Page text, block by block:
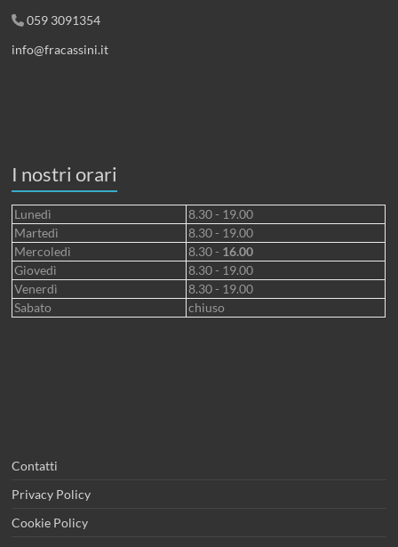
059 3091354
info@fracassini.it
I nostri orari
Lunedì
8.30 - 19.00
Martedì
8.30 - 19.00
Mercoledì
8.30 - 16.00
Giovedì
8.30 - 19.00
Venerdì
8.30 - 19.00
Sabato
chiuso
Contatti
Privacy Policy
Cookie Policy